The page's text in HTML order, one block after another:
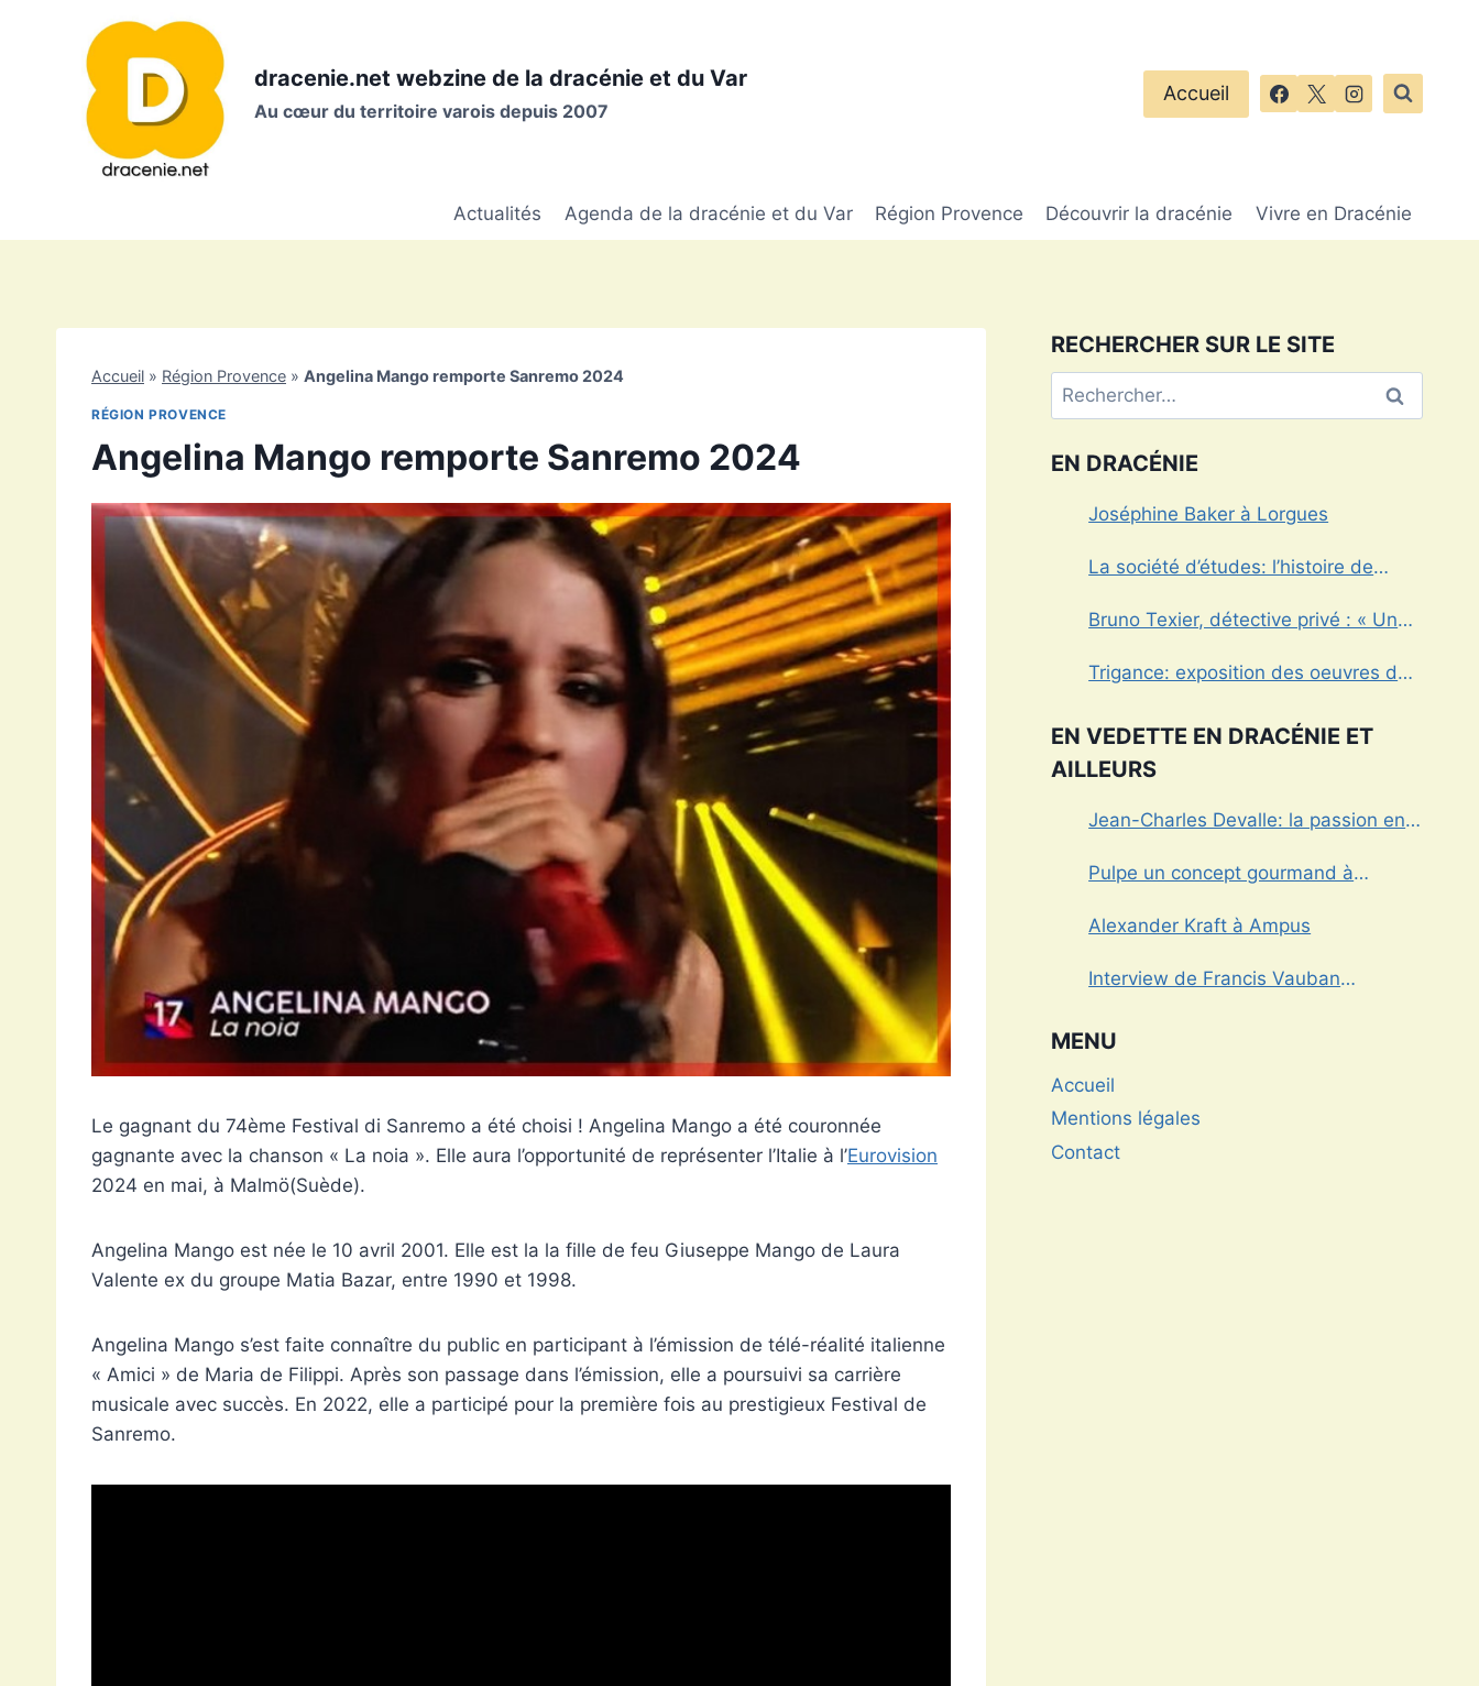
dracenie.net webzine de la dracénie et du Var
Au cœur du territoire varois depuis 2007
Accueil
Actualités Agenda de la dracénie et du Var Région Provence Découvrir la dracénie Vivre en Dracénie
Accueil » Région Provence » Angelina Mango remporte Sanremo 2024
RÉGION PROVENCE
Angelina Mango remporte Sanremo 2024
Le gagnant du 74ème Festival di Sanremo a été choisi ! Angelina Mango a été couronnée
gagnante avec la chanson « La noia ». Elle aura l’opportunité de représenter l’Italie à l’Eurovision
2024 en mai, à Malmö(Suède).
Angelina Mango est née le 10 avril 2001. Elle est la la fille de feu Giuseppe Mango de Laura
Valente ex du groupe Matia Bazar, entre 1990 et 1998.
Angelina Mango s’est faite connaître du public en participant à l’émission de télé-réalité italienne
« Amici » de Maria de Filippi. Après son passage dans l’émission, elle a poursuivi sa carrière
musicale avec succès. En 2022, elle a participé pour la première fois au prestigieux Festival de
Sanremo.
RECHERCHER SUR LE SITE
Rechercher :
EN DRACÉNIE
Joséphine Baker à Lorgues
La société d’études: l’histoire de
Bruno Texier, détective privé : « Un
particuliers et des entreprises »
Trigance: exposition des oeuvres de
EN VEDETTE EN DRACÉNIE ET
AILLEURS
Jean-Charles Devalle: la passion en
Pulpe un concept gourmand à
Alexander Kraft à Ampus
Interview de Francis Vauban
MENU
Accueil
Mentions légales
Contact